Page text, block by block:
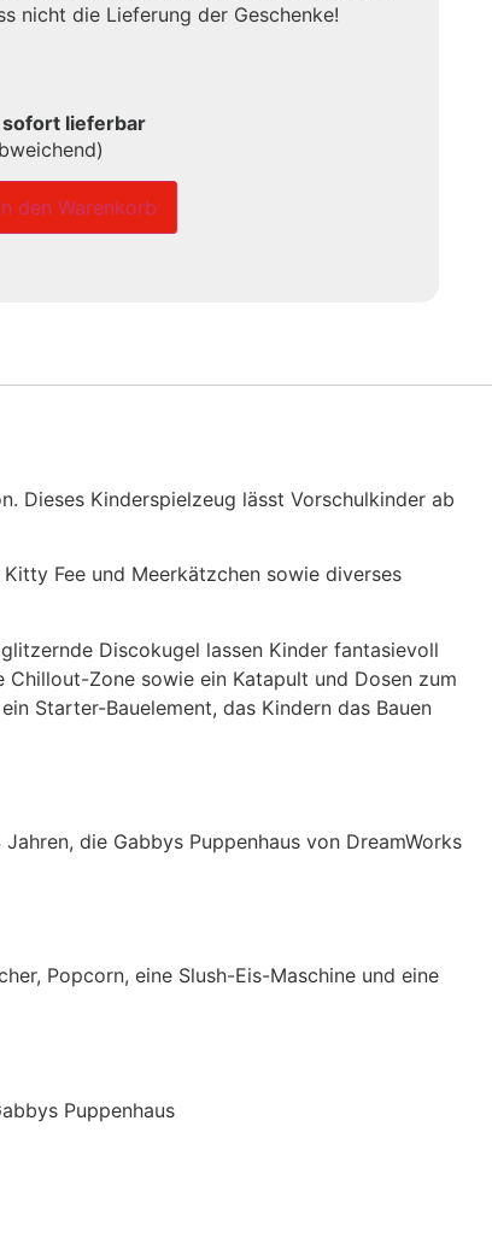
nicht die Lieferung der Geschenke!
lieferbar
den Warenkorb
Dieses Kinderspielzeug lässt Vorschulkinder ab
Fee und Meerkätzchen sowie diverses
Discokugel lassen Kinder fantasievoll
Zone sowie ein Katapult und Dosen zum
Starter-Bauelement, das Kindern das Bauen
die Gabbys Puppenhaus von DreamWorks
Popcorn, eine Slush-Eis-Maschine und eine
Puppenhaus